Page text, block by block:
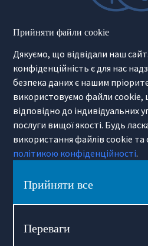
31-117
Hamilton May Wrocław
Прийняти файли cookie
Дякуємо, що відвідали наш
конфіденційність є для нас
безпека даних є нашим
використовуємо файли cookie,
відповідно до індивідуальних
послуги вищої якості. Будь
використання файлів cookie
політикою конфіденційності.
Прийняти все
Переваги